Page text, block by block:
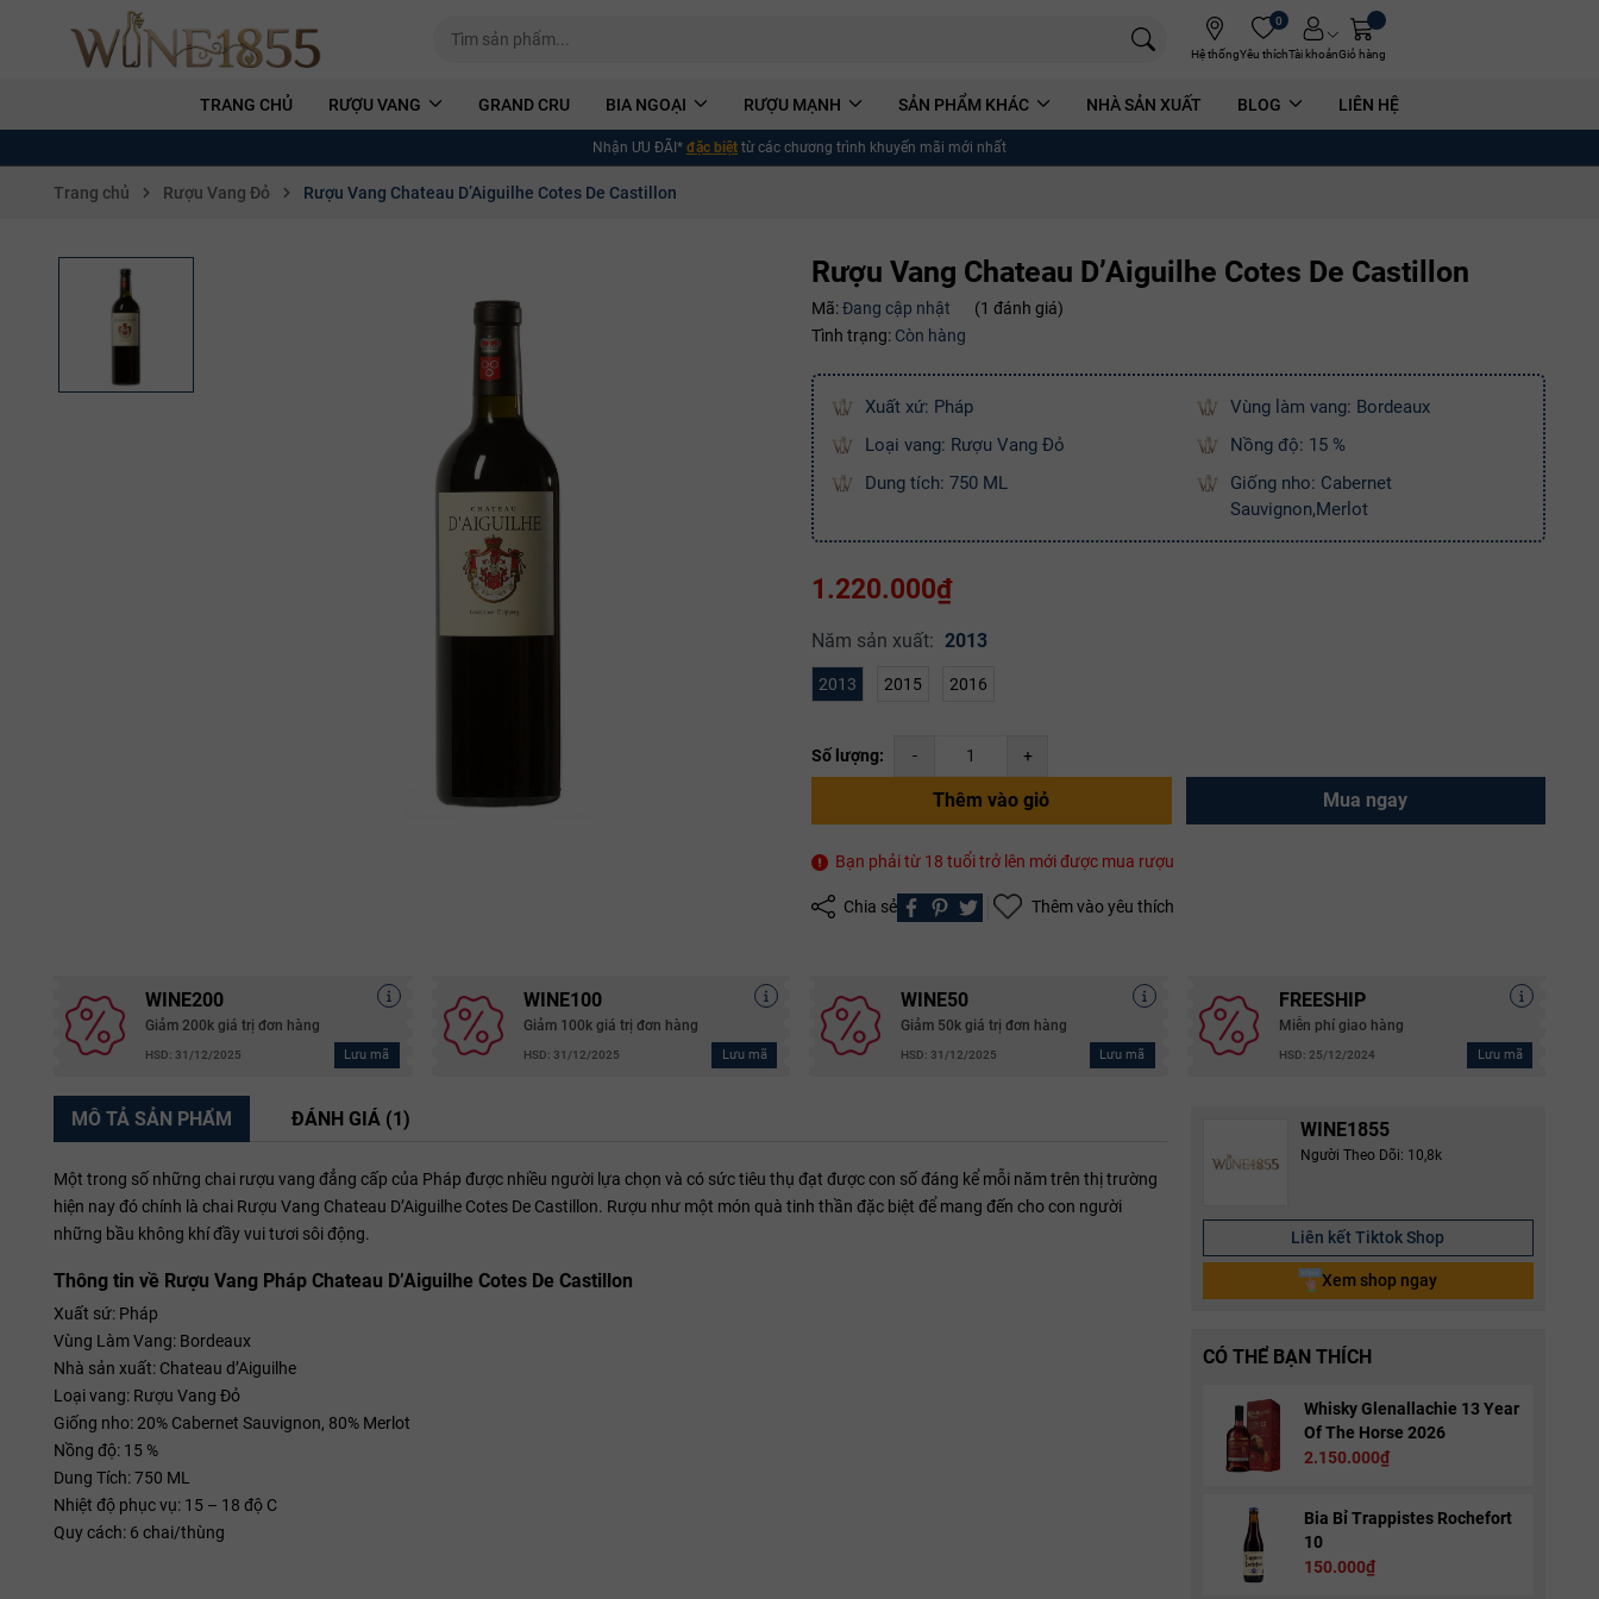
Hệ thống
0
Yêu thíchTài khoảnGiỏ hàng
TRANG CHỦ RƯỢU VANG GRAND CRU BIA NGOẠI RƯỢU MẠNH SẢN PHẨM KHÁC NHÀ SẢN XUẤT BLOG LIÊN HỆ
Nhận ƯU ĐÃI* đặc biệt từ các chương trình khuyến mãi mới nhất
Trang chủ Rượu Vang Đỏ Rượu Vang Chateau D’Aiguilhe Cotes De Castillon
Rượu Vang Chateau D’Aiguilhe Cotes De Castillon
Mã:Đang cập nhật
(1 đánh giá)
Tình trạng: Còn hàng
Xuất xứ: Pháp
Vùng làm vang: Bordeaux
Loại vang: Rượu Vang Đỏ
Nồng độ: 15 %
Dung tích: 750 ML
Giống nho: Cabernet
Sauvignon,Merlot
1.220.000₫
Năm sản xuất: 2013
2013 2015 2016
Số lượng: - +
Thêm vào giỏ Mua ngay
Bạn phải từ 18 tuổi trở lên mới được mua rượu
Chia sẻ Thêm vào yêu thích
WINE200
Giảm 200k giá trị đơn hàng
HSD: 31/12/2025 Lưu mã
WINE100
Giảm 100k giá trị đơn hàng
HSD: 31/12/2025 Lưu mã
WINE50
Giảm 50k giá trị đơn hàng
HSD: 31/12/2025 Lưu mã
FREESHIP
Miễn phí giao hàng
HSD: 25/12/2024 Lưu mã
THANH TOÁN bạn nhé!
WINE1855
Người Theo Dõi: 10,8k
Liên kết Tiktok Shop
Xem shop ngay
CÓ THỂ BẠN THÍCH
Whisky Glenallachie 13 Year
Of The Horse 2026
2.150.000₫
Bia Bỉ Trappistes Rochefort
10
150.000₫
MÔ TẢ SẢN PHẨM ĐÁNH GIÁ (1)
Một trong số những chai rượu vang đẳng cấp của Pháp được nhiều người lựa chọn và có sức tiêu thụ đạt được con số đáng kể mỗi năm trên thị trường
hiện nay đó chính là chai Rượu Vang Chateau D’Aiguilhe Cotes De Castillon. Rượu như một món quà tinh thần đặc biệt để mang đến cho con người
những bầu không khí đầy vui tươi sôi động.
Thông tin về Rượu Vang Pháp Chateau D’Aiguilhe Cotes De Castillon
Xuất sứ: Pháp
Vùng Làm Vang: Bordeaux
Nhà sản xuất: Chateau d’Aiguilhe
Loại vang: Rượu Vang Đỏ
Giống nho: 20% Cabernet Sauvignon, 80% Merlot
Nồng độ: 15 %
Dung Tích: 750 ML
Nhiệt độ phục vụ: 15 – 18 độ C
Quy cách: 6 chai/thùng